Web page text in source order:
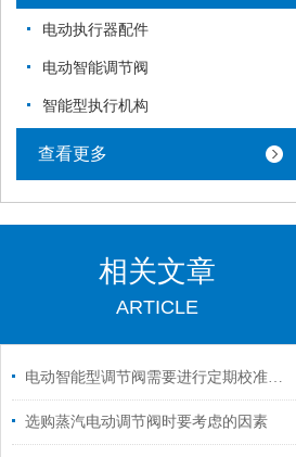
电动执行器配件
电动智能调节阀
智能型执行机构
查看更多
相关文章
ARTICLE
电动智能型调节阀需要进行定期校准和调试
选购蒸汽电动调节阀时要考虑的因素